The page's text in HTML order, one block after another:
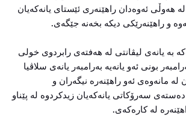
هەوڵی ئەوەدان راهێنەری ئێستای یانەكەیان
و راهێنەرێكی دیكە بخەنە جێگەی.
بە یانەی لیڤانتی لە هەفتەی رابردوی خولی
بونی ئەو یانەیە بەرامبەر یانەی سلاڤیا
لە مانەوەی ئەو راهێنەرە نیگەران و
سەرۆكاتی یانەكەیان زیدكردوە لە پێناو
لە كارەكەی.